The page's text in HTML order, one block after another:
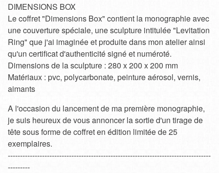
DIMENSIONS BOX
Le coffret "Dimensions Box" contient la monographie avec
une couverture spéciale, une sculpture intitulée "Levitation
Ring" que j'ai imaginée et produite dans mon atelier ainsi
qu'un certificat d'authenticité signé et numéroté.
Dimensions de la sculpture : 280 x 200 x 200 mm
Matériaux : pvc, polycarbonate, peinture aérosol, vernis,
aimants
A l'occasion du lancement de ma première monographie,
je suis heureux de vous annoncer la sortie d'un tirage de
tête sous forme de coffret en édition limitée de 25
exemplaires.
-----------------------------------------------------------------------------------
---------